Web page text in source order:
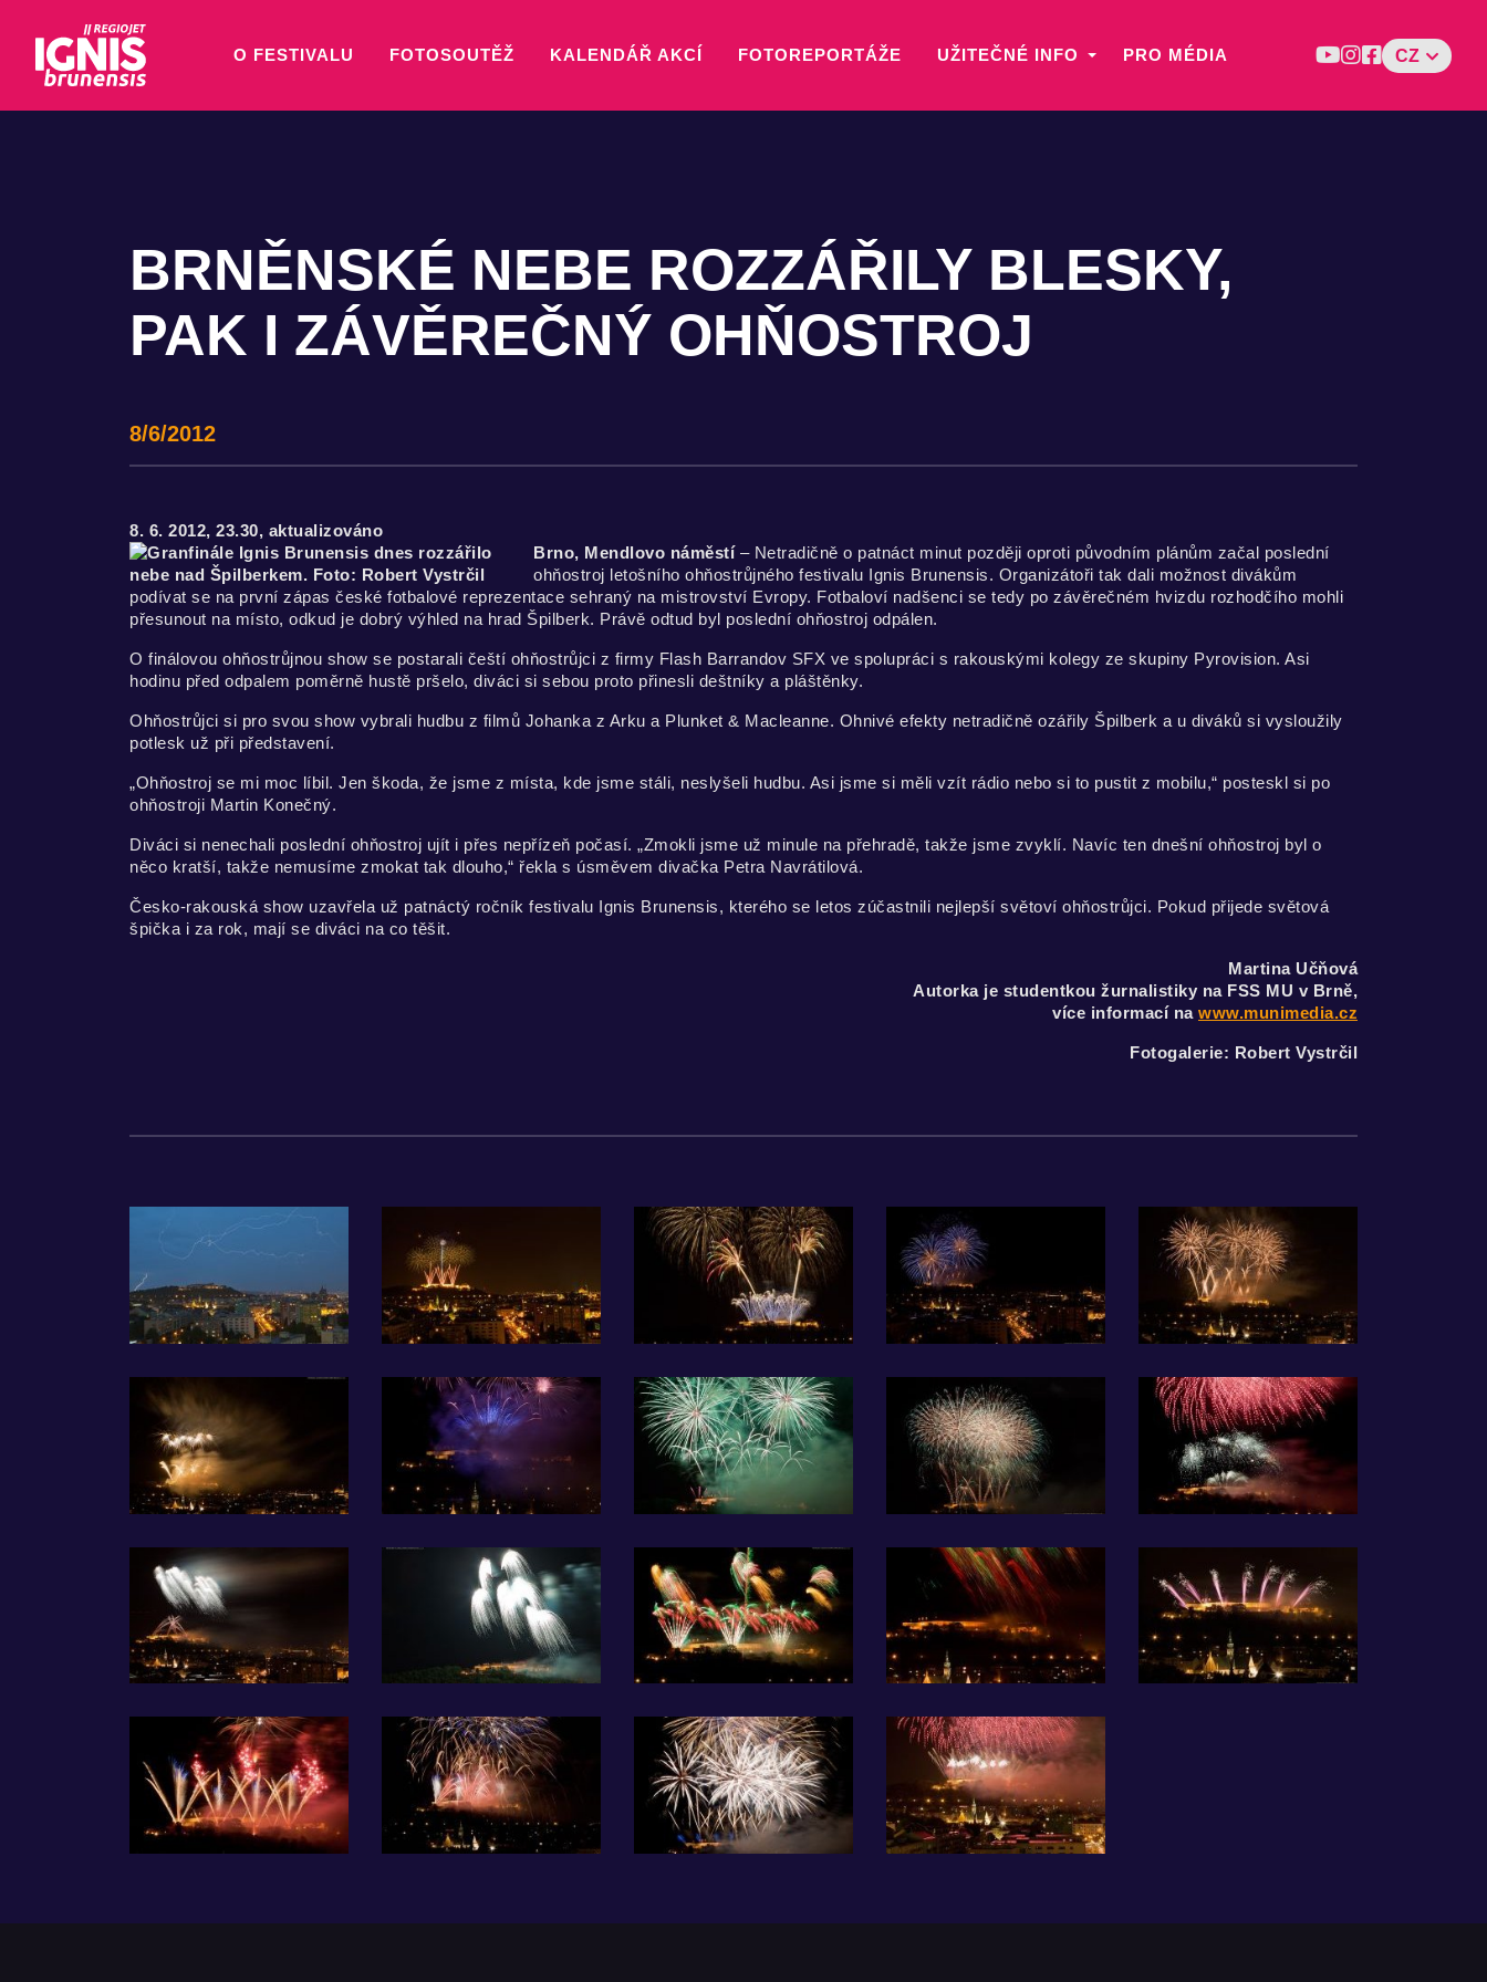
O FESTIVALU FOTOSOUTĚŽ KALENDÁŘ AKCÍ FOTOREPORTÁŽE UŽITEČNÉ INFO PRO MÉDIA CZ
BRNĚNSKÉ NEBE ROZZÁŘILY BLESKY,
PAK I ZÁVĚREČNÝ OHŇOSTROJ
8/6/2012
8. 6. 2012, 23.30, aktualizováno
Brno, Mendlovo náměstí– Netradičně o patnáct minut později oproti původním plánům začal poslední
ohňostroj letošního ohňostrůjného festivalu Ignis Brunensis. Organizátoři tak dali možnost divákům
podívat se na první zápas české fotbalové reprezentace sehraný na mistrovství Evropy. Fotbaloví nadšenci se tedy po závěrečném hvizdu rozhodčího mohli
přesunout na místo, odkud je dobrý výhled na hrad Špilberk. Právě odtud byl poslední ohňostroj odpálen.
O finálovou ohňostrůjnou show se postarali čeští ohňostrůjci z firmy Flash Barrandov SFX ve spolupráci s rakouskými kolegy ze skupiny Pyrovision. Asi
hodinu před odpalem poměrně hustě pršelo, diváci si sebou proto přinesli deštníky a pláštěnky.
Ohňostrůjci si pro svou show vybrali hudbu z filmů Johanka z Arku a Plunket & Macleanne. Ohnivé efekty netradičně ozářily Špilberk a u diváků si vysloužily
potlesk už při představení.
„Ohňostroj se mi moc líbil. Jen škoda, že jsme z místa, kde jsme stáli, neslyšeli hudbu. Asi jsme si měli vzít rádio nebo si to pustit z mobilu,“ posteskl si po
ohňostroji Martin Konečný.
Diváci si nenechali poslední ohňostroj ujít i přes nepřízeň počasí. „Zmokli jsme už minule na přehradě, takže jsme zvyklí. Navíc ten dnešní ohňostroj byl o
něco kratší, takže nemusíme zmokat tak dlouho,“ řekla s úsměvem divačka Petra Navrátilová.
Česko-rakouská show uzavřela už patnáctý ročník festivalu Ignis Brunensis, kterého se letos zúčastnili nejlepší světoví ohňostrůjci. Pokud přijede světová
špička i za rok, mají se diváci na co těšit.
Martina Učňová
Autorka je studentkou žurnalistiky na FSS MU v Brně,
více informací na www.munimedia.cz
Fotogalerie: Robert Vystrčil